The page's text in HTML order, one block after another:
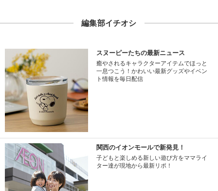
編集部イチオシ
スヌーピーたちの最新ニュース
癒やされるキャラクターアイテムでほっと
一息つこう！かわいい最新グッズやイベン
ト情報を毎日配信
関西のイオンモールで新発見！
子どもと楽しめる新しい遊び方をママライ
ター達が現地から最新リポ！